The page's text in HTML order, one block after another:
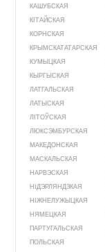
КАШУБСКАЯ
КІТАЙСКАЯ
КОРНСКАЯ
КРЫМСКАТАТАРСКАЯ
КУМЫЦКАЯ
КЫРГЫСКАЯ
ЛАТГАЛЬСКАЯ
ЛАТЫСКАЯ
ЛІТОЎСКАЯ
ЛЮКСЭМБУРСКАЯ
МАКЕДОНСКАЯ
МАСКАЛЬСКАЯ
НАРВЭСКАЯ
НІДЭРЛЯНДЗКАЯ
НІЖНЕЛУЖЫЦКАЯ
НЯМЕЦКАЯ
ПАРТУГАЛЬСКАЯ
ПОЛЬСКАЯ